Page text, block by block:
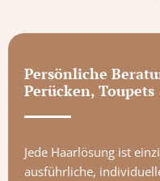
Persönliche
Perücken,
Jede Haarlösung ist
ausführliche,